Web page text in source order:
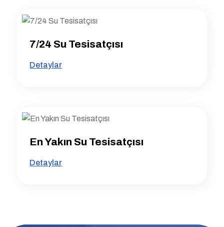
7/24 Su Tesisatçısı
Detaylar
En Yakın Su Tesisatçısı
Detaylar